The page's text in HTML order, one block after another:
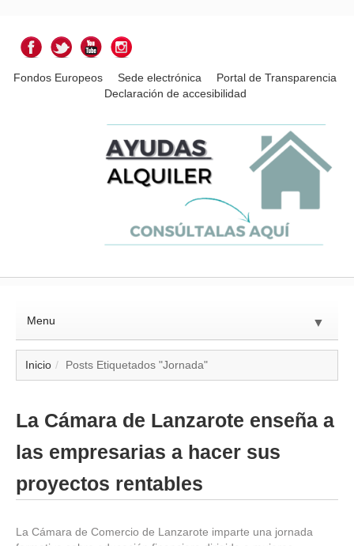
Fondos Europeos Sede electrónica
Portal de Transparencia
Declaración de accesibilidad
Menu ▼
Inicio Posts Etiquetados "Jornada"
La Cámara de Lanzarote enseña a
las empresarias a hacer sus
proyectos rentables
La Cámara de Comercio de Lanzarote imparte una jornada